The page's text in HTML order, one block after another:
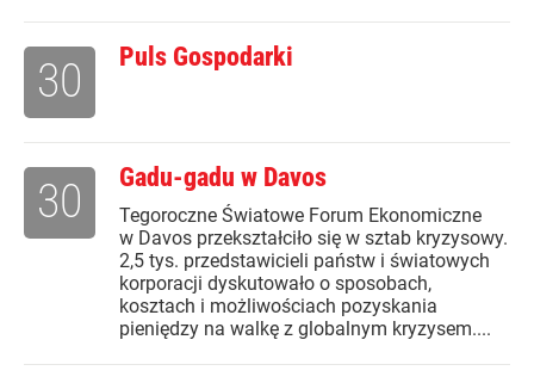
Puls Gospodarki
30
Gadu-gadu w Davos
Tegoroczne Światowe Forum Ekonomiczne
w Davos przekształciło się w sztab kryzysowy.
2,5 tys. przedstawicieli państw i światowych
korporacji dyskutowało o sposobach,
kosztach i możliwościach pozyskania
pieniędzy na walkę z globalnym kryzysem....
30